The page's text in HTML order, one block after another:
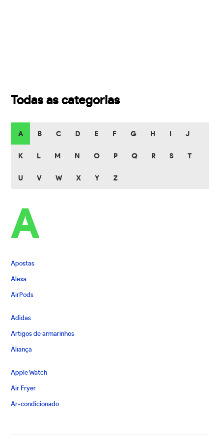
Todas as categorias
A B C D E F G H J
K L M N O P Q R S T
U V W X Y Z
A
Apostas
Alexa
AirPods
Adidas
Artigos de armarinhos
Aliança
Apple Watch
Air Fryer
Ar-condicionado